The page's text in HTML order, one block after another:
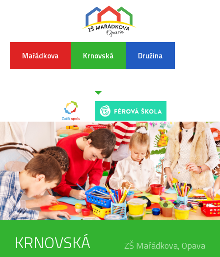
Mařádkova Krnovská Družina
KRNOVSKÁ ZŠ Mařádkova, Opava